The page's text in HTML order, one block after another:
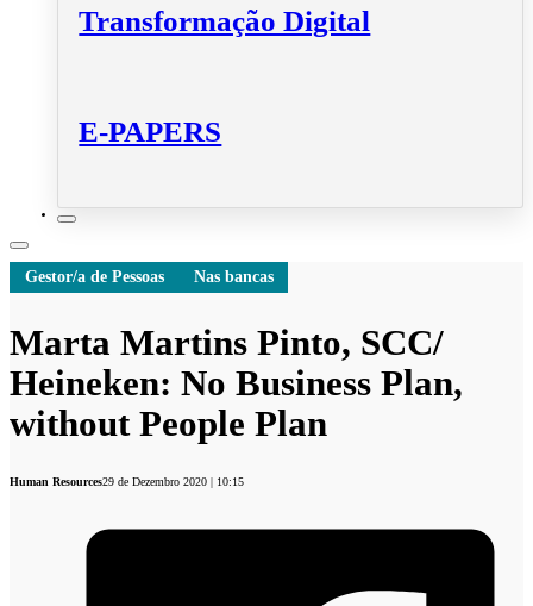
Transformação Digital
E-PAPERS
Gestor/a de Pessoas Nas bancas
Marta Martins Pinto, SCC/
Heineken: No Business Plan,
without People Plan
Human Resources29 de Dezembro 2020 | 10:15